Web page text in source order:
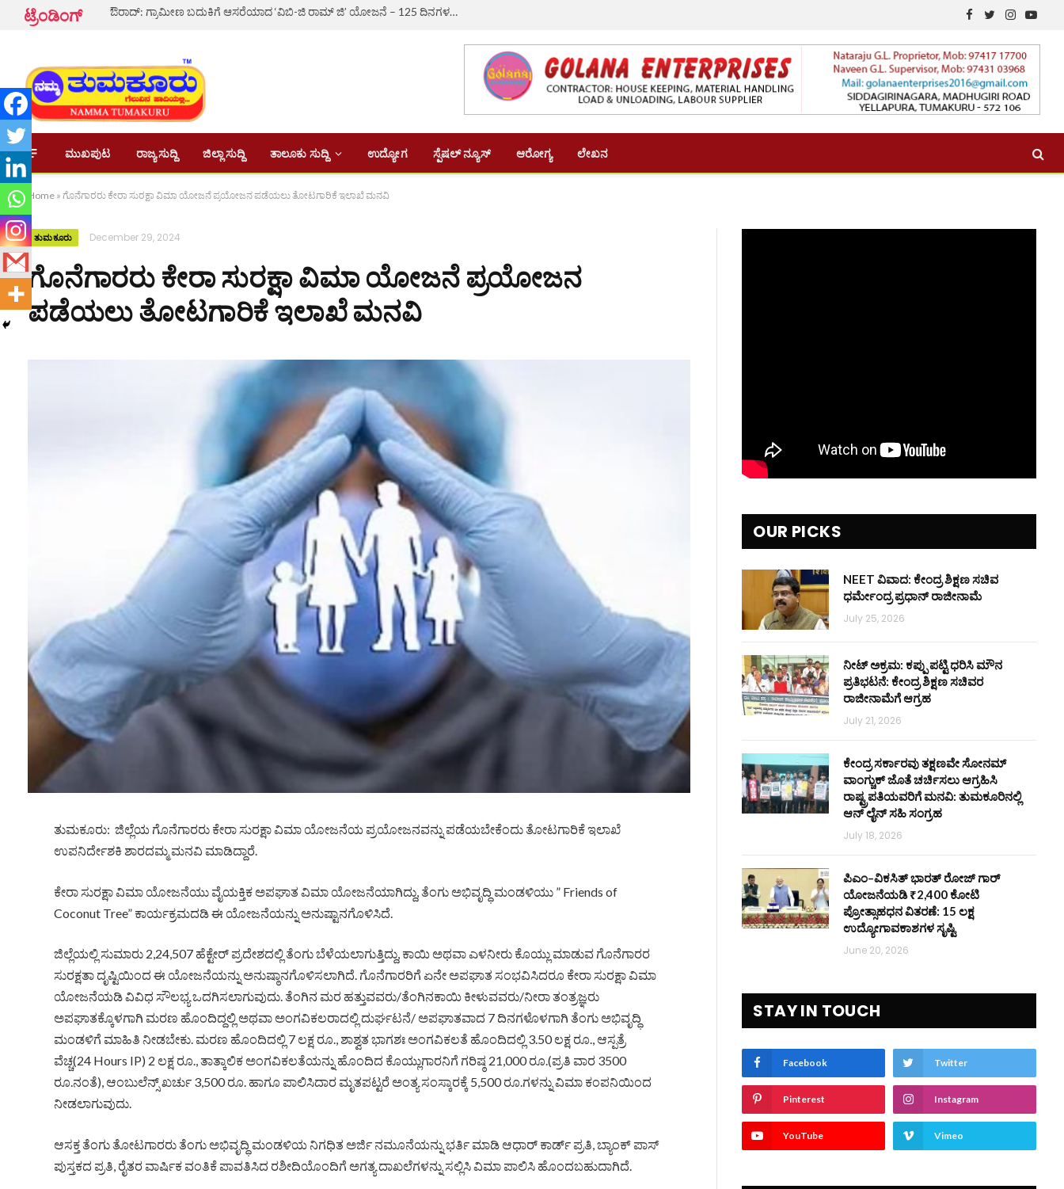
ಟ್ರೆಂಡಿಂಗ್ ಔರಾದ್: ಗ್ರಾಮೀಣ ಬದುಕಿಗೆ ಆಸರೆಯಾದ ‘ವಿಬಿ-ಜಿ ರಾಮ್ ಜಿ’ ಯೋಜನೆ – 125 ದಿನಗಳ ಉದ್ಯೋಗ, ದಿನಗೂಲಿ ₹382ಕ್ಕೆ ಏರಿಕೆ
Facebook
TwitterInstagram
ಮುಖಪುಟ ರಾಜ್ಯ ಸುದ್ದಿ ಜಿಲ್ಲಾ ಸುದ್ದಿ ತಾಲೂಕು ಸುದ್ದಿ ಉದ್ಯೋಗ ಸ್ಪೆಷಲ್ ನ್ಯೂಸ್ ಆರೋಗ್ಯ ಲೇಖನ
Home » ಗೊನೆಗಾರರು ಕೇರಾ ಸುರಕ್ಷಾ ವಿಮಾ ಯೋಜನೆ ಪ್ರಯೋಜನ ಪಡೆಯಲು ತೋಟಗಾರಿಕೆ ಇಲಾಖೆ ಮನವಿ
ತುಮಕೂರು December 29, 2024
ಗೊನೆಗಾರರು ಕೇರಾ ಸುರಕ್ಷಾ ವಿಮಾ ಯೋಜನೆ ಪ್ರಯೋಜನ
ಪಡೆಯಲು ತೋಟಗಾರಿಕೆ ಇಲಾಖೆ ಮನವಿ
ತುಮಕೂರು: ಜಿಲ್ಲೆಯ ಗೊನೆಗಾರರು ಕೇರಾ ಸುರಕ್ಷಾ ವಿಮಾ ಯೋಜನೆಯ ಪ್ರಯೋಜನವನ್ನು ಪಡೆಯಬೇಕೆಂದು ತೋಟಗಾರಿಕೆ ಇಲಾಖೆ
ಉಪನಿರ್ದೇಶಕಿ ಶಾರದಮ್ಮ ಮನವಿ ಮಾಡಿದ್ದಾರೆ.
ಕೇರಾ ಸುರಕ್ಷಾ ವಿಮಾ ಯೋಜನೆಯು ವೈಯಕ್ತಿಕ ಅಪಘಾತ ವಿಮಾ ಯೋಜನೆಯಾಗಿದ್ದು, ತೆಂಗು ಅಭಿವೃದ್ಧಿ ಮಂಡಳಿಯು ” Friends of
Coconut Tree” ಕಾರ್ಯಕ್ರಮದಡಿ ಈ ಯೋಜನೆಯನ್ನು ಅನುಷ್ಟಾನಗೊಳಿಸಿದೆ.
ಜಿಲ್ಲೆಯಲ್ಲಿ ಸುಮಾರು 2,24,507 ಹೆಕ್ಟೇರ್ ಪ್ರದೇಶದಲ್ಲಿ ತೆಂಗು ಬೆಳೆಯಲಾಗುತ್ತಿದ್ದು, ಕಾಯಿ ಅಥವಾ ಎಳನೀರು ಕೊಯ್ಲು ಮಾಡುವ ಗೊನೆಗಾರರ
ಸುರಕ್ಷತಾ ದೃಷ್ಟಿಯಿಂದ ಈ ಯೋಜನೆಯನ್ನು ಅನುಷ್ಠಾನಗೊಳಿಸಲಾಗಿದೆ. ಗೊನೆಗಾರರಿಗೆ ಏನೇ ಅಪಘಾತ ಸಂಭವಿಸಿದರೂ ಕೇರಾ ಸುರಕ್ಷಾ ವಿಮಾ
ಯೋಜನೆಯಡಿ ವಿವಿಧ ಸೌಲಭ್ಯ ಒದಗಿಸಲಾಗುವುದು. ತೆಂಗಿನ ಮರ ಹತ್ತುವವರು/ತೆಂಗಿನಕಾಯಿ ಕೀಳುವವರು/ನೀರಾ ತಂತ್ರಜ್ಞರು
ಅಪಘಾತಕ್ಕೊಳಗಾಗಿ ಮರಣ ಹೊಂದಿದ್ದಲ್ಲಿ ಅಥವಾ ಅಂಗವಿಕಲರಾದಲ್ಲಿ ದುರ್ಘಟನೆ/ ಅಪಘಾತವಾದ 7 ದಿನಗಳೊಳಗಾಗಿ ತೆಂಗು ಅಭಿವೃದ್ಧಿ
ಮಂಡಳಿಗೆ ಮಾಹಿತಿ ನೀಡಬೇಕು. ಮರಣ ಹೊಂದಿದಲ್ಲಿ 7 ಲಕ್ಷ ರೂ., ಶಾಶ್ವತ ಭಾಗಶಃ ಅಂಗವಿಕಲತೆ ಹೊಂದಿದಲ್ಲಿ 3.50 ಲಕ್ಷ ರೂ., ಆಸ್ಪತ್ರೆ
ವೆಚ್ಚ(24 Hours IP) 2 ಲಕ್ಷ ರೂ., ತಾತ್ಕಾಲಿಕ ಅಂಗವಿಕಲತೆಯನ್ನು ಹೊಂದಿದ ಕೊಯ್ಲುಗಾರನಿಗೆ ಗರಿಷ್ಠ 21,000 ರೂ.(ಪ್ರತಿ ವಾರ 3500
ರೂ.ನಂತೆ), ಆಂಬುಲೆನ್ಸ್ ಖರ್ಚು 3,500 ರೂ. ಹಾಗೂ ಪಾಲಿಸಿದಾರ ಮೃತಪಟ್ಟರೆ ಅಂತ್ಯ ಸಂಸ್ಕಾರಕ್ಕೆ 5,500 ರೂ.ಗಳನ್ನು ವಿಮಾ ಕಂಪನಿಯಿಂದ
ನೀಡಲಾಗುವುದು.
ಆಸಕ್ತ ತೆಂಗು ತೋಟಗಾರರು ತೆಂಗು ಅಭಿವೃದ್ಧಿ ಮಂಡಳಿಯ ನಿಗಧಿತ ಅರ್ಜಿ ನಮೂನೆಯನ್ನು ಭರ್ತಿ ಮಾಡಿ ಆಧಾರ್‌ ಕಾರ್ಡ್ ಪ್ರತಿ, ಬ್ಯಾಂಕ್ ಪಾಸ್
ಪುಸ್ತಕದ ಪ್ರತಿ, ರೈತರ ವಾರ್ಷಿಕ ವಂತಿಕೆ ಪಾವತಿಸಿದ ರಶೀದಿಯೊಂದಿಗೆ ಅಗತ್ಯ ದಾಖಲೆಗಳನ್ನು ಸಲ್ಲಿಸಿ ವಿಮಾ ಪಾಲಿಸಿ ಹೊಂದಬಹುದಾಗಿದೆ.
OUR PICKS
NEET ವಿವಾದ: ಕೇಂದ್ರ ಶಿಕ್ಷಣ ಸಚಿವ
ಧರ್ಮೇಂದ್ರ ಪ್ರಧಾನ್ ರಾಜೀನಾಮೆ
July 25, 2026
ನೀಟ್ ಅಕ್ರಮ: ಕಪ್ಪು ಪಟ್ಟಿ ಧರಿಸಿ ಮೌನ
ಪ್ರತಿಭಟನೆ: ಕೇಂದ್ರ ಶಿಕ್ಷಣ ಸಚಿವರ
ರಾಜೀನಾಮೆಗೆ ಆಗ್ರಹ
July 21, 2026
ಕೇಂದ್ರ ಸರ್ಕಾರವು ತಕ್ಷಣವೇ ಸೋನಮ್
ವಾಂಗ್ಚುಕ್ ಜೊತೆ ಚರ್ಚಿಸಲು ಆಗ್ರಹಿಸಿ
ರಾಷ್ಟ್ರಪತಿಯವರಿಗೆ ಮನವಿ: ತುಮಕೂರಿನಲ್ಲಿ
ಆನ್‌ ಲೈನ್ ಸಹಿ ಸಂಗ್ರಹ
July 18, 2026
ಪಿಎಂ–ವಿಕಸಿತ್ ಭಾರತ್ ರೋಜ್‌ ಗಾರ್
ಯೋಜನೆಯಡಿ ₹2,400 ಕೋಟಿ
ಪ್ರೋತ್ಸಾಹಧನ ವಿತರಣೆ: 15 ಲಕ್ಷ
ಉದ್ಯೋಗಾವಕಾಶಗಳ ಸೃಷ್ಟಿ
June 20, 2026
STAY IN TOUCH
Facebook Twitter
Pinterest Instagram
YouTube Vimeo